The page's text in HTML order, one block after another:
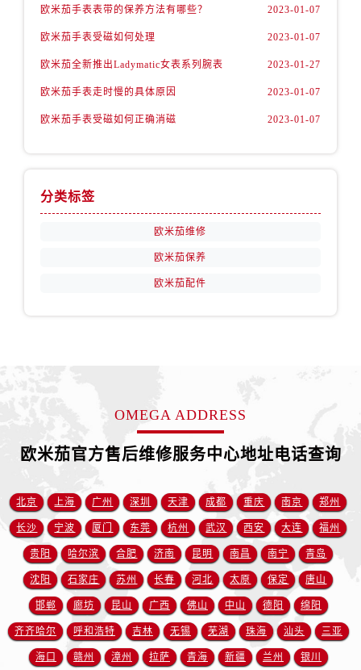
安徽省黄山市屯溪区黄山西路欧米茄售后服务中心（需提前预约）
安徽省马鞍山市雨山区湖南西路欧米茄售后服务中心（需提前预约）
安徽省宿州市埇桥区人民中路欧米茄售后服务中心（需提前预约）
安徽省铜陵市铜官区石城大道欧米茄售后服务中心（需提前预约）
安徽省芜湖市镜湖区中山路步行街欧米茄售后服务中心（需提前预约）
安徽省宣城市宣州区叠嶂西路欧米茄售后服务中心（需提前预约）
福建省龙岩市新罗区九一南路欧米茄售后服务中心（需提前预约）
福建省南平市建阳区人民西路欧米茄售后服务中心（需提前预约）
福建省宁德市蕉城区天湖东路欧米茄售后服务中心（需提前预约）
欧米茄手表表带的保养方法有哪些？ 2023-01-07
欧米茄手表受磁如何处理 2023-01-07
欧米茄全新推出Ladymatic女表系列腕表 2023-01-27
欧米茄手表走时慢的具体原因 2023-01-07
欧米茄手表受磁如何正确消磁 2023-01-07
分类标签
欧米茄维修
欧米茄保养
欧米茄配件
OMEGA ADDRESS
欧米茄官方售后维修服务中心地址电话查询
北京 上海 广州 深圳 天津 成都 重庆 南京 郑州
长沙 宁波 厦门 东莞 杭州 武汉 西安 大连 福州
贵阳 哈尔滨 合肥 济南 昆明 南昌 南宁 青岛
沈阳 石家庄 苏州 长春 河北 太原 保定 唐山
邯郸 廊坊 昆山 广西 佛山 中山 德阳 绵阳
齐齐哈尔 呼和浩特 吉林 无锡 芜湖 珠海 汕头 三亚
海口 赣州 漳州 拉萨 青海 新疆 兰州 银川